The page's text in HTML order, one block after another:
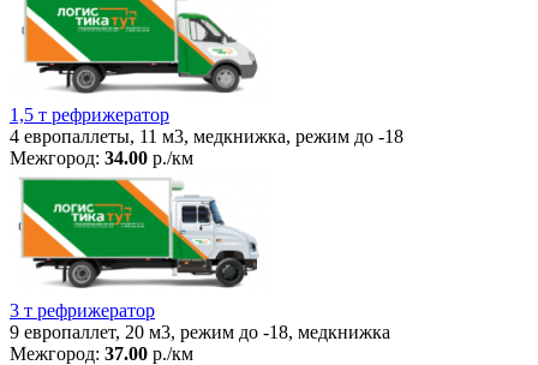
1,5 т рефрижератор
4 европаллеты, 11 м3, медкнижка, режим до -18
Межгород: 34.00 р./км
3 т рефрижератор
9 европаллет, 20 м3, режим до -18, медкнижка
Межгород: 37.00 р./км